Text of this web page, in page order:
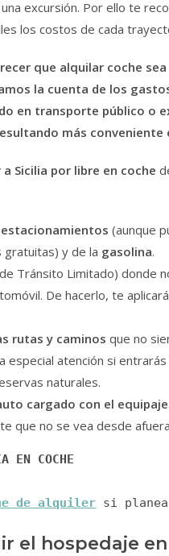
excursión. Por ello te
los costos de cada
que alquilar coche
la cuenta de los
en transporte público o
más conveniente
a Sicilia por libre en coche
estacionamientos (aunque
gratuitas) y de la gasolina.
Tránsito Limitado) donde
De hacerlo, te
rutas y caminos que no
especial atención si entrarás
naturales.
cargado con el equipaje
que no se vea desde
EN COCHE
de alquiler si
el hospedaje